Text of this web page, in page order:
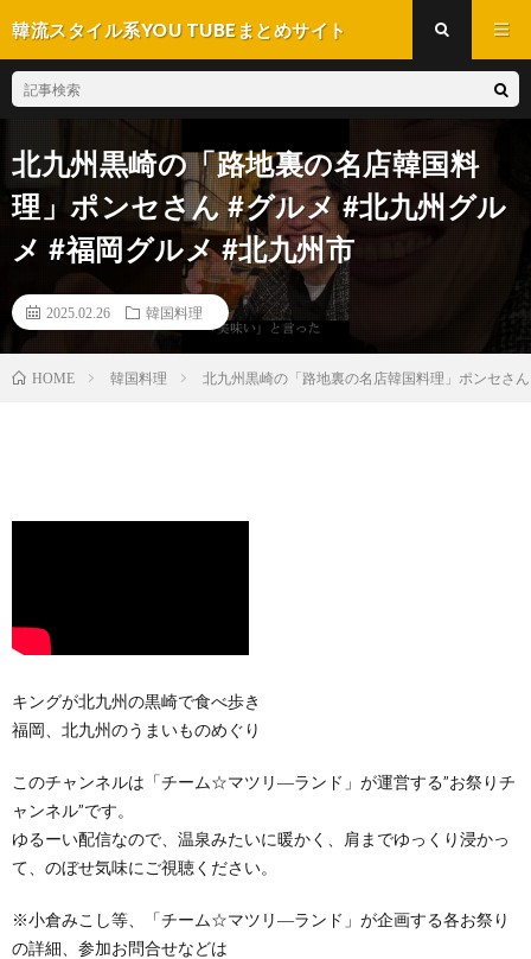
韓流スタイル系YOU TUBEまとめサイト
北九州黒崎の「路地裏の名店韓国料
理」ポンセさん #グルメ #北九州グル
メ #福岡グルメ #北九州市
2025.02.26 韓国料理
HOME 韓国料理 北九州黒崎の「路地裏の名店韓国料理」ポンセさ
キングが北九州の黒崎で食べ歩き
福岡、北九州のうまいものめぐり
このチャンネルは「チーム☆マツリ―ランド」が運営する”お祭りチ
ャンネル”です。
ゆるーい配信なので、温泉みたいに暖かく、肩までゆっくり浸かっ
て、のぼせ気味にご視聴ください。
※小倉みこし等、「チーム☆マツリ―ランド」が企画する各お祭り
の詳細、参加お問合せなどは